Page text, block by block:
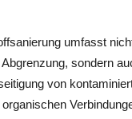
umfasst
sondern
von